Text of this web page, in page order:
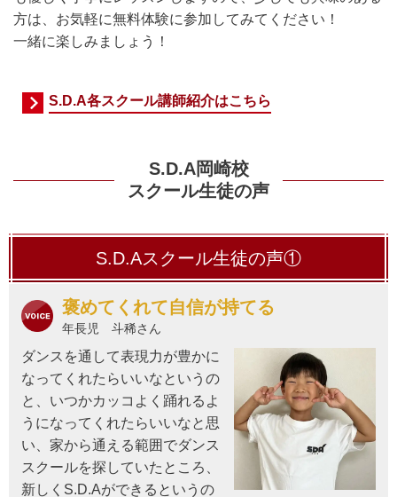
方は、お気軽に無料体験に参加してみてください！
一緒に楽しみましょう！
S.D.A各スクール講師紹介はこちら
S.D.A岡崎校
スクール生徒の声
S.D.Aスクール生徒の声①
褒めてくれて自信が持てる
年長児 斗稀さん
ダンスを通して表現力が豊かに
なってくれたらいいなというの
と、いつかカッコよく踊れるよ
うになってくれたらいいなと思
い、家から通える範囲でダンス
スクールを探していたところ、
新しくS.D.Aができるというの